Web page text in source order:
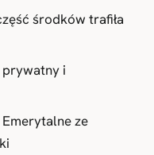
środków trafiła
i
ze